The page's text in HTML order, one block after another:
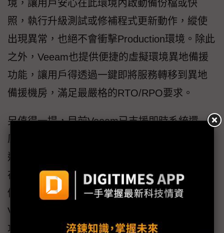
境，讓用戶安心在此環境內啟動備份檔或快
照，執行升級測試或修補程式更新動作，縱使
出現異常，也絕不會衝擊Production環境。除此
之外，Veeam也提供便捷的虛擬環境異地備援
功能，讓用戶得透過一鍵即將服務轉移到異地
備援機房，滿足最嚴格的RTO/RPO要求。
另值得一提，目前Veeam已支援即時系統還
原，且允許用戶透過Veeam Explorer執行精細
還原到任何實體或虛擬機內，還可立即掛載並
存取SQL Server或Oracle資料庫，全程僅需幾
個滑鼠點擊；無獨有偶，針對NAS檔案，
Veeam也提供了十分精細且直覺的時間線還原
功能。